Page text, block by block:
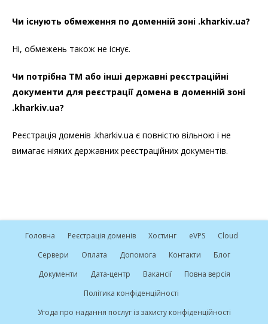
Чи існують обмеження по доменній зоні .kharkiv.ua?
Ні, обмежень також не існує.
Чи потрібна ТМ або інші державні реєстраційні
документи для реєстрації домена в доменній зоні
.kharkiv.ua?
Реєстрація доменів .kharkiv.ua є повністю вільною і не
вимагає ніяких державних реєстраційних документів.
Головна Реєстрація доменів Хостинг eVPS
Cloud
Сервери
Оплата Допомога Контакти
Блог
Документи
Дата-центр Вакансії
Повна версія
Політика конфіденційності
Угода про надання послуг із захисту конфіденційності